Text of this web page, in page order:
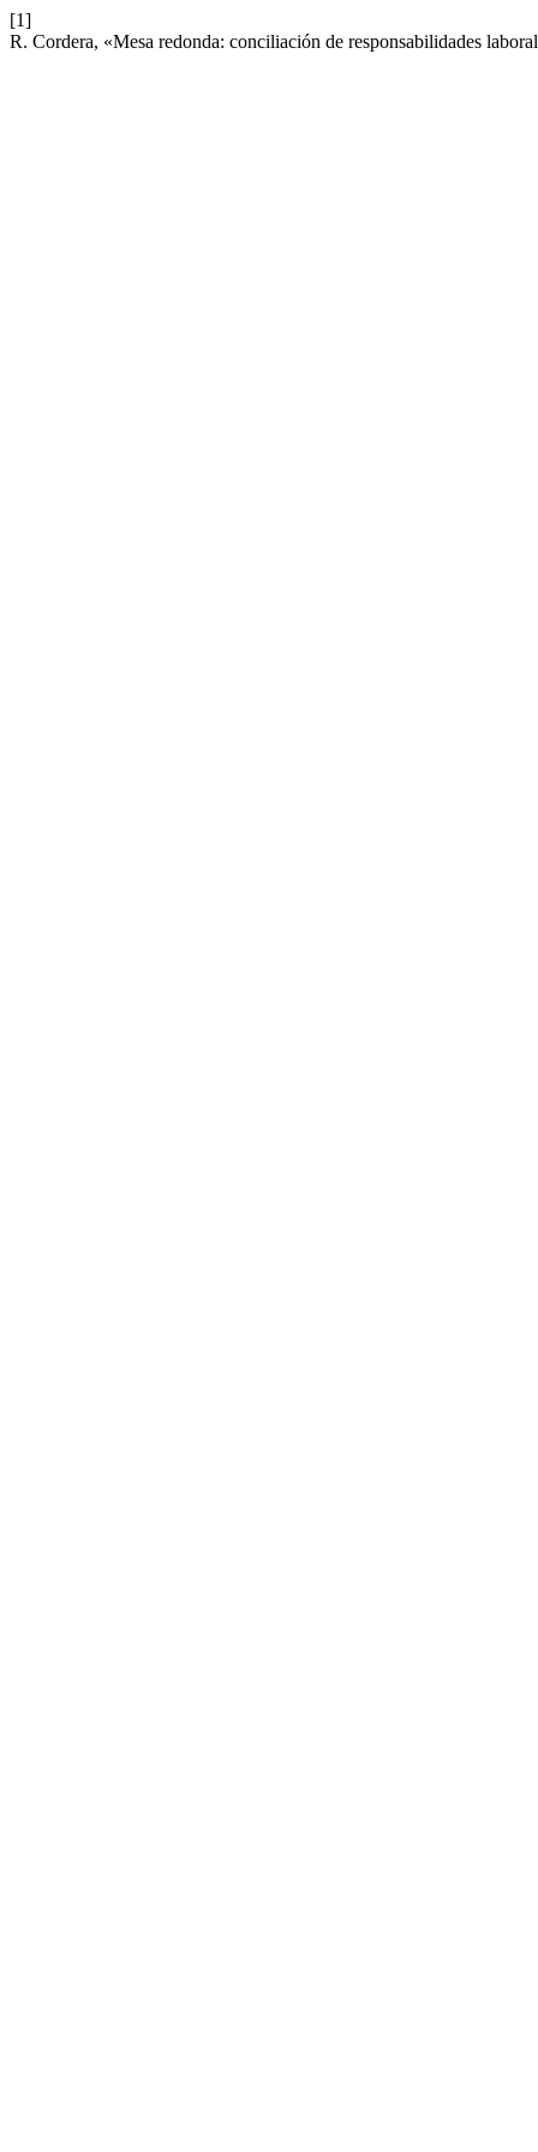
[1]
R. Cordera, «Mesa redonda: conciliación de responsabilidades